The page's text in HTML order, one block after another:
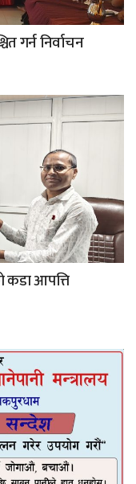
गर्न निर्वाचन
कडा आपत्ति